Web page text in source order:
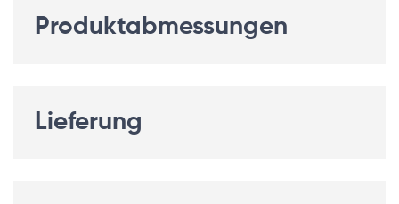
Produktabmessungen
Lieferung